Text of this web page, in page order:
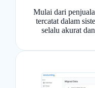
Mulai dari
tercatat dalam
selalu akurat